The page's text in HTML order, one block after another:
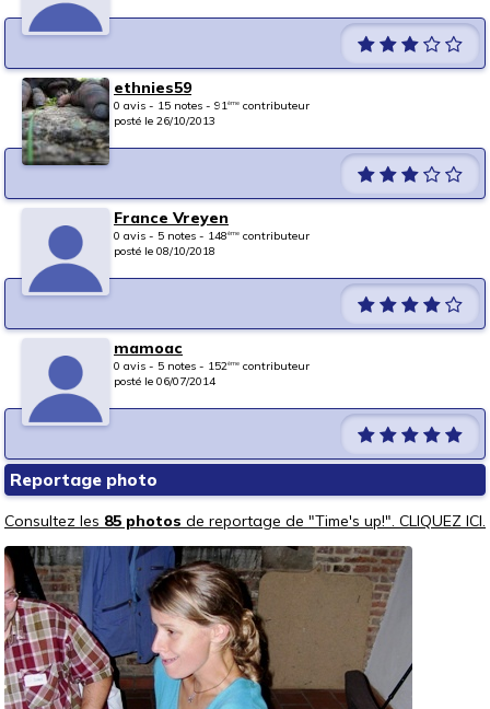
ethnies59
0 avis - 15 notes - 91ème contributeur
posté le 26/10/2013
France Vreyen
0 avis - 5 notes - 148ème contributeur
posté le 08/10/2018
mamoac
0 avis - 5 notes - 152ème contributeur
posté le 06/07/2014
Reportage photo
Consultez les 85 photos de reportage de "Time's up!". CLIQUEZ ICI.